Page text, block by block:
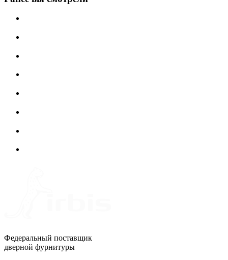
Федеральный поставщик
дверной фурнитуры